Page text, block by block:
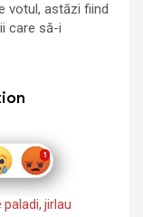
votul, astăzi fiind
care să-i
paladi, jirlau